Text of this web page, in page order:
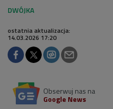
ostatnia aktualizacja:
14.03.2026 17:20
Obserwuj nas na
Google News